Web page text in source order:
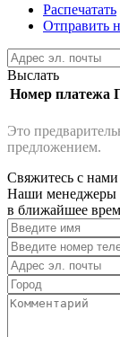
Распечатать
Отправить
Выслать
Номер платежа
Это
предложением.
Свяжитесь с нами
Наши менеджеры
в ближайшее